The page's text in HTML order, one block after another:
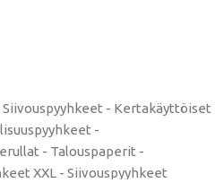
Siivouspyyhkeet - Kertakäyttöiset
-
- Talouspaperit -
XXL - Siivouspyyhkeet